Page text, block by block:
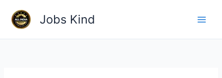
content
Jobs Kind